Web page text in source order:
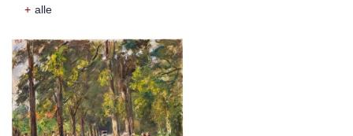
Auktion 610 - Lot 126000483
LYONEL FEININGER
Alte Seebären, 1919
Schätzpreis:€ 2.500
+ alle